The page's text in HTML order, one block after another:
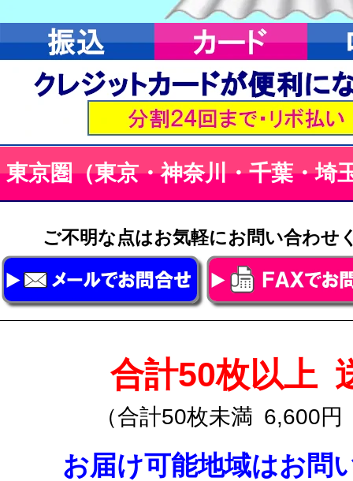
東京圏（東京・神奈川・千葉・埼
ご不明な点はお気軽にお問い合わ
合計50枚以上
（合計50枚未満 6,600
お届け可能地域はお問